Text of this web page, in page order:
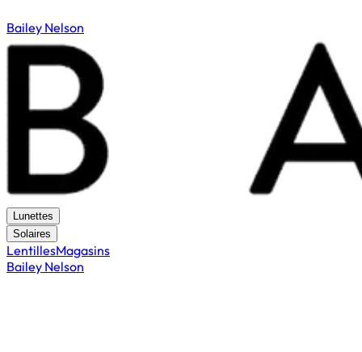
Bailey Nelson
Lunettes
Solaires
LentillesMagasins
Bailey Nelson